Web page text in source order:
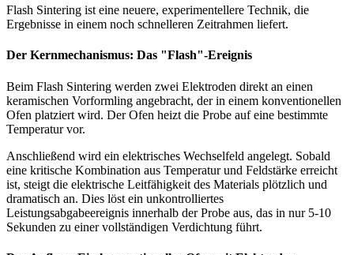
Flash Sintering ist eine neuere, experimentellere Technik, die
Ergebnisse in einem noch schnelleren Zeitrahmen liefert.
Der Kernmechanismus: Das "Flash"-Ereignis
Beim Flash Sintering werden zwei Elektroden direkt an einen
keramischen Vorformling angebracht, der in einem konventionellen
Ofen platziert wird. Der Ofen heizt die Probe auf eine bestimmte
Temperatur vor.
Anschließend wird ein elektrisches Wechselfeld angelegt. Sobald
eine kritische Kombination aus Temperatur und Feldstärke erreicht
ist, steigt die elektrische Leitfähigkeit des Materials plötzlich und
dramatisch an. Dies löst ein unkontrolliertes
Leistungsabgabeereignis innerhalb der Probe aus, das in nur 5-10
Sekunden zu einer vollständigen Verdichtung führt.